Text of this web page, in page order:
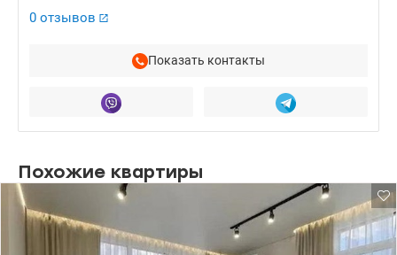
0 отзывов
Показать контакты
Похожие квартиры